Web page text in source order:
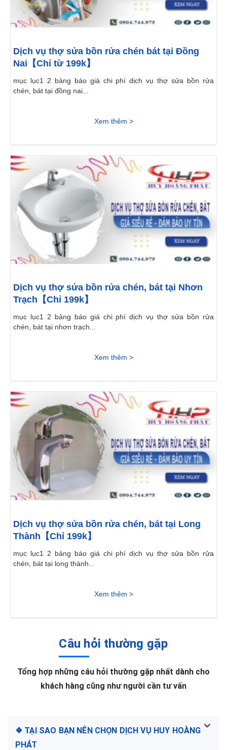
Dịch vụ thợ sửa bồn rửa chén bát tại Đồng
Nai【Chỉ từ 199k】
mục lục1 2 bảng báo giá chi phí dịch vụ thợ sửa bồn rửa
chén, bát tại đồng nai...
Xem thêm >
Dịch vụ thợ sửa bồn rửa chén, bát tại Nhơn
Trạch【Chỉ 199k】
mục lục1 2 bảng báo giá chi phí dịch vụ thợ sửa bồn rửa
chén, bát tại nhơn trạch...
Xem thêm >
Dịch vụ thợ sửa bồn rửa chén, bát tại Long
Thành【Chỉ 199k】
mục lục1 2 bảng báo giá chi phí dịch vụ thợ sửa bồn rửa
chén, bát tại long thành...
Xem thêm >
Câu hỏi thường gặp
Tổng hợp những câu hỏi thường gặp nhất dành cho
khách hàng cũng như người cần tư vấn
❖ TẠI SAO BẠN NÊN CHỌN DỊCH VỤ HUY HOÀNG
PHÁT